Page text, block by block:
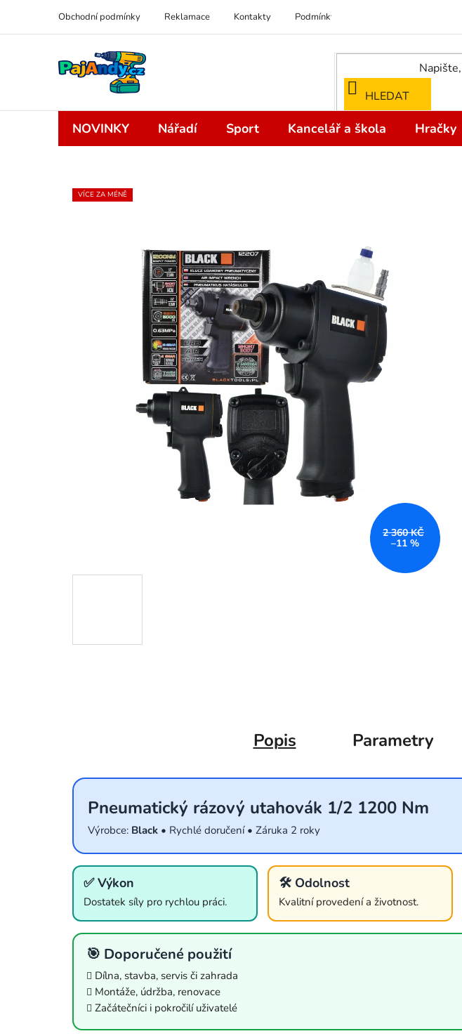
obsah
Obchodní podmínky Reklamace Kontakty Podmínky ochrany osobních údajů
HLEDAT
NOVINKY Nářadí Sport Kancelář a škola Hračky
VÍCE ZA MÉNĚ
2 360 KČ
–11 %
Popis Parametry
Pneumatický rázový utahovák 1/2 1200 Nm
Výrobce: Black • Rychlé doručení • Záruka 2 roky
✅ Výkon
Dostatek síly pro rychlou práci.
🛠️ Odolnost
Kvalitní provedení a životnost.
🎯 Doporučené použití
Dílna, stavba, servis či zahrada
Montáže, údržba, renovace
Začátečníci i pokročilí uživatelé